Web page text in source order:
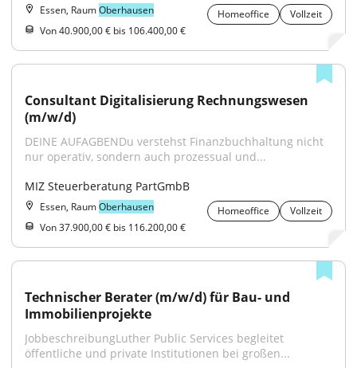
Essen, RaumOberhausen Homeoffice
Vollzeit
Von 40.900,00 € bis 106.400,00 €
Consultant Digitalisierung Rechnungswesen
(m/w/d)
DEINE AUFAGBENDu verstehst Finanzbuchhaltung nicht
nur operativ, sondern auch prozessual und...
MIZ Steuerberatung PartGmbB
Essen, RaumOberhausen Homeoffice
Vollzeit
Von 37.900,00 € bis 116.200,00 €
Technischer Berater (m/w/d) für Bau- und
Immobilienprojekte
JobbeschreibungLuther Public Services begleitet
öffentliche und private Institutionen bei großen...